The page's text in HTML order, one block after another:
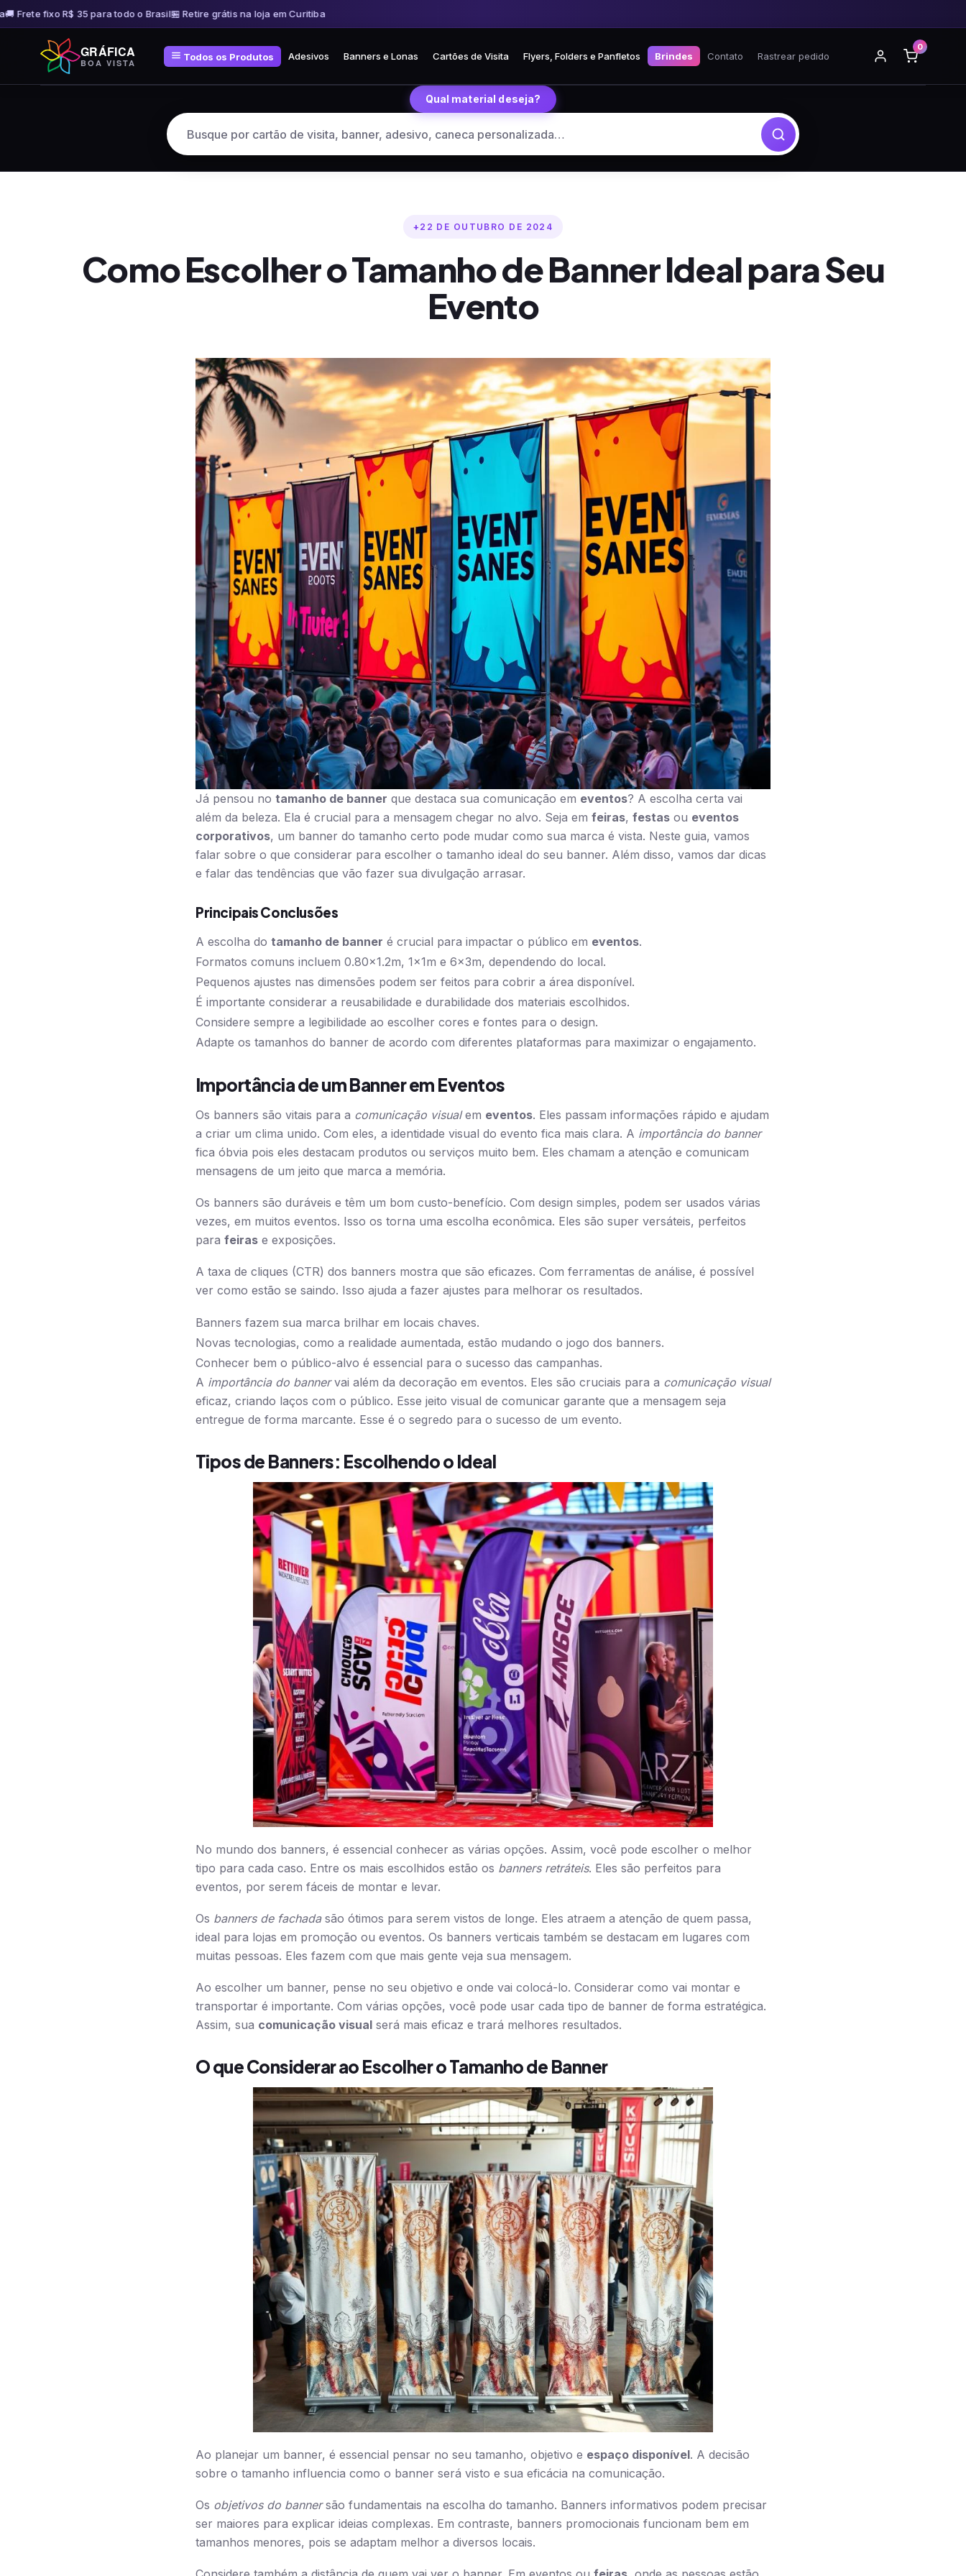
fixo R$ 35 para todo o Brasil🏪 Retire grátis na loja em Curitiba🚚 Frete fixo R$ 35 para todo o Brasil
conteúdo
GRÁFICA
BOA VISTA
Todos os Produtos Adesivos Banners e Lonas Cartões de Visita Flyers, Folders e Panfletos Brindes Contato Rastrear pedido
0
Qual material deseja?
22 DE OUTUBRO DE 2024
Como Escolher o Tamanho de Banner Ideal para Seu
Evento
Já pensou no tamanho de banner que destaca sua comunicação em eventos? A escolha certa vai
além da beleza. Ela é crucial para a mensagem chegar no alvo. Seja em feiras, festas ou eventos
corporativos, um banner do tamanho certo pode mudar como sua marca é vista. Neste guia, vamos
falar sobre o que considerar para escolher o tamanho ideal do seu banner. Além disso, vamos dar dicas
e falar das tendências que vão fazer sua divulgação arrasar.
Principais Conclusões
A escolha do tamanho de banner é crucial para impactar o público em eventos.
Formatos comuns incluem 0.80×1.2m, 1x1m e 6x3m, dependendo do local.
Pequenos ajustes nas dimensões podem ser feitos para cobrir a área disponível.
É importante considerar a reusabilidade e durabilidade dos materiais escolhidos.
Considere sempre a legibilidade ao escolher cores e fontes para o design.
Adapte os tamanhos do banner de acordo com diferentes plataformas para maximizar o engajamento.
Importância de um Banner em Eventos
Os banners são vitais para a comunicação visualem eventos. Eles passam informações rápido e ajudam
a criar um clima unido. Com eles, a identidade visual do evento fica mais clara. A importância do banner
fica óbvia pois eles destacam produtos ou serviços muito bem. Eles chamam a atenção e comunicam
mensagens de um jeito que marca a memória.
Os banners são duráveis e têm um bom custo-benefício. Com design simples, podem ser usados várias
vezes, em muitos eventos. Isso os torna uma escolha econômica. Eles são super versáteis, perfeitos
para feiras e exposições.
A taxa de cliques (CTR) dos banners mostra que são eficazes. Com ferramentas de análise, é possível
ver como estão se saindo. Isso ajuda a fazer ajustes para melhorar os resultados.
Banners fazem sua marca brilhar em locais chaves.
Novas tecnologias, como a realidade aumentada, estão mudando o jogo dos banners.
Conhecer bem o público-alvo é essencial para o sucesso das campanhas.
A importância do bannervai além da decoração em eventos. Eles são cruciais para a comunicação visual
eficaz, criando laços com o público. Esse jeito visual de comunicar garante que a mensagem seja
entregue de forma marcante. Esse é o segredo para o sucesso de um evento.
Tipos de Banners: Escolhendo o Ideal
No mundo dos banners, é essencial conhecer as várias opções. Assim, você pode escolher o melhor
tipo para cada caso. Entre os mais escolhidos estão os banners retráteis. Eles são perfeitos para
eventos, por serem fáceis de montar e levar.
Os banners de fachadasão ótimos para serem vistos de longe. Eles atraem a atenção de quem passa,
ideal para lojas em promoção ou eventos. Os banners verticais também se destacam em lugares com
muitas pessoas. Eles fazem com que mais gente veja sua mensagem.
Ao escolher um banner, pense no seu objetivo e onde vai colocá-lo. Considerar como vai montar e
transportar é importante. Com várias opções, você pode usar cada tipo de banner de forma estratégica.
Assim, sua comunicação visual será mais eficaz e trará melhores resultados.
O que Considerar ao Escolher o Tamanho de Banner
Ao planejar um banner, é essencial pensar no seu tamanho, objetivo e espaço disponível. A decisão
sobre o tamanho influencia como o banner será visto e sua eficácia na comunicação.
Os objetivos do bannersão fundamentais na escolha do tamanho. Banners informativos podem precisar
ser maiores para explicar ideias complexas. Em contraste, banners promocionais funcionam bem em
tamanhos menores, pois se adaptam melhor a diversos locais.